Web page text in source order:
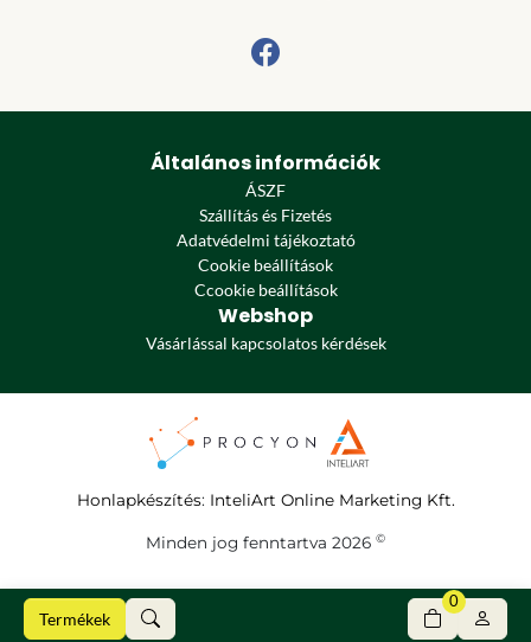
Termékek
0
Általános információk
ÁSZF
Szállítás és Fizetés
Adatvédelmi tájékoztató
Cookie beállítások
Ccookie beállítások
Webshop
Vásárlással kapcsolatos kérdések
Honlapkészítés: InteliArt Online Marketing Kft.
Minden jog fenntartva 2026 ©